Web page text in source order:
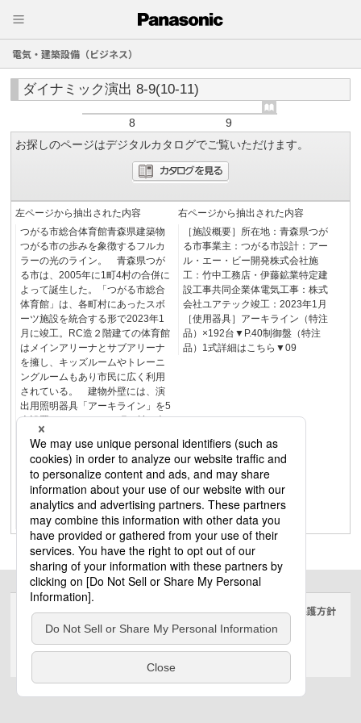
電気・建築設備（ビジネス）
ダイナミック演出 8-9(10-11)
8
9
お探しのページはデジタルカタログでご覧いただけます。
左ページから抽出された内容
つがる市総合体育館青森県建築物
つがる市の歩みを象徴するフルカ
ラーの光のライン。 青森県つが
る市は、2005年に1町4村の合併に
よって誕生した。「つがる市総合
体育館」は、各町村にあったスボ
ーツ施設を統合する形で2023年1
月に竣工。RC造２階建ての体育館
はメインアリーナとサブアリーナ
を擁し、キッズルームやトレーニ
ングルームもあり市民に広く利用
されている。 建物外壁には、演
出用照明器具「アーキライン」を5
本設置することで、１町４村を表
現。縄文遺跡をイメージした三角
模様の下に配された5本のライン照
明が、季節やイベントに合わせて
表情を変える。馬市まつりやつが
る市カラーなど11種類の演出パタ
ーンを採用し、光のランドマーク
として存在感を放っている。08
右ページから抽出された内容
［施設概要］所在地：青森県つが
る市事業主：つがる市設計：アー
ル・エー・ビー開発株式会社施
工：竹中工務店・伊藤鉱業特定建
設工事共同企業体電気工事：株式
会社ユアテック竣工：2023年1月
［使用器具］アーキライン（特注
品）×192台▼P.40制御盤（特注
品）1式詳細はこちら▼09
サイトのご利用にあたって クッキーポリシー 個人情報保護方針
電気・建築設備（ビジネス）